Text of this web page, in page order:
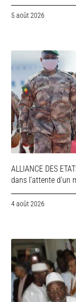
5 août 2026
ALLIANCE DES
dans l’attente d’un
4 août 2026